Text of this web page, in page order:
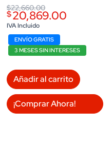
$22,660.00
Original
price
was:
$22,660.00.
$20,869.00
Current
price
is:
$20,869.00.
IVA Incluido
ENVÍO GRATIS
3 MESES SIN INTERESES
Añadir al carrito
¡Comprar Ahora!